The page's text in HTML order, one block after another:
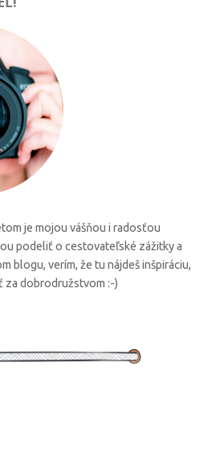
je mojou vášňou i radosťou
podeliť o cestovateľské zážitky a
blogu, verím, že tu nájdeš inšpiráciu,
za dobrodružstvom :-)